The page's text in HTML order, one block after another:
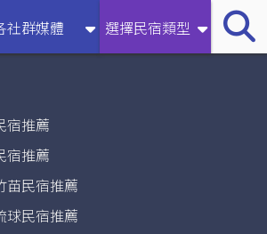
社群媒體 選擇民宿類型
蘭寵物民宿｜宜蘭最夯寵物民宿推薦
寵物住宿大力推薦 | 盡情享受美好假期
宿推薦
宿推薦
苗民宿推薦
球民宿推薦